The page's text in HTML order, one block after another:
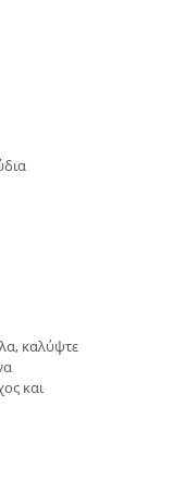
καλύψτε
και